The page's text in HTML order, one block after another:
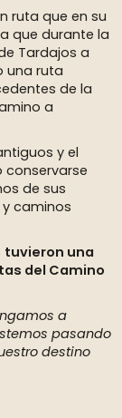
ruta que en su
que durante la
Tardajos a
una ruta
de la
a
y el
conservarse
de sus
caminos
tuvieron una
del Camino
a
pasando
destino